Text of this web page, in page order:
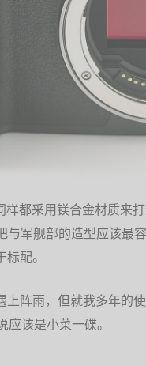
样都采用镁合金材质来
与军舰部的造型应该最
配。
上阵雨，但就我多年的
该是小菜一碟。